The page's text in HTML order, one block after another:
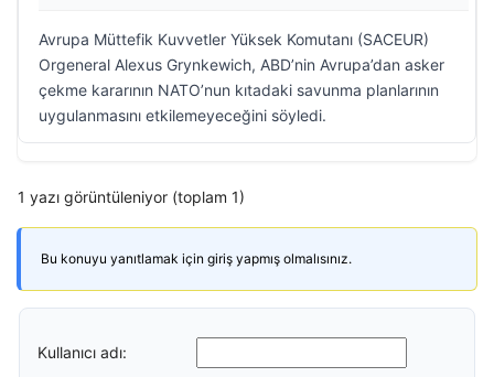
Avrupa Müttefik Kuvvetler Yüksek Komutanı (SACEUR)
Orgeneral Alexus Grynkewich, ABD’nin Avrupa’dan asker
çekme kararının NATO’nun kıtadaki savunma planlarının
uygulanmasını etkilemeyeceğini söyledi.
1 yazı görüntüleniyor (toplam 1)
Bu konuyu yanıtlamak için giriş yapmış olmalısınız.
Kullanıcı adı: